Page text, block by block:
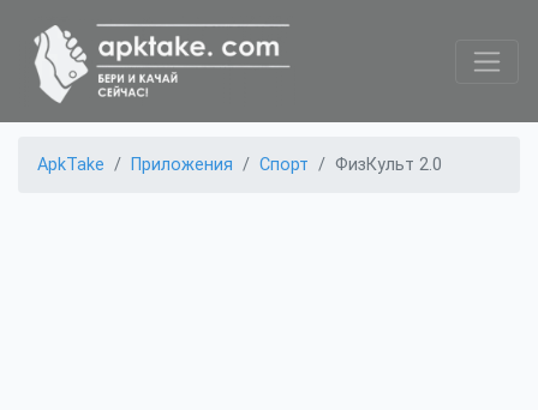
ApkTake Приложения Спорт ФизКульт 2.0